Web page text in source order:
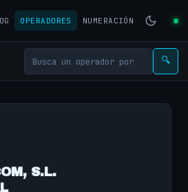
OPERADORES NUMERACIÓN
🔍
S.L.